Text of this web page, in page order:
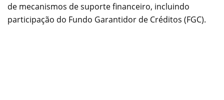
de mecanismos de suporte financeiro, incluindo
participação do Fundo Garantidor de Créditos (FGC).